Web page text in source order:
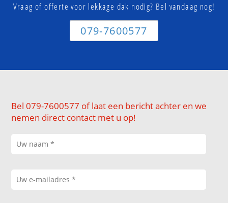
Vraag of offerte voor lekkage dak nodig? Bel vandaag nog!
079-7600577
Bel 079-7600577 of laat een bericht achter en we
nemen direct contact met u op!